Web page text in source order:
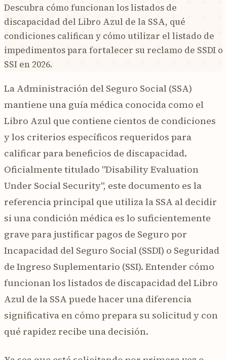
Descubra cómo funcionan los listados de
discapacidad del Libro Azul de la SSA, qué
condiciones califican y cómo utilizar el listado de
impedimentos para fortalecer su reclamo de SSDI o
SSI en 2026.
La Administración del Seguro Social (SSA)
mantiene una guía médica conocida como el
Libro Azul que contiene cientos de condiciones
y los criterios específicos requeridos para
calificar para beneficios de discapacidad.
Oficialmente titulado "Disability Evaluation
Under Social Security", este documento es la
referencia principal que utiliza la SSA al decidir
si una condición médica es lo suficientemente
grave para justificar pagos de Seguro por
Incapacidad del Seguro Social (SSDI) o Seguridad
de Ingreso Suplementario (SSI). Entender cómo
funcionan los listados de discapacidad del Libro
Azul de la SSA puede hacer una diferencia
significativa en cómo prepara su solicitud y con
qué rapidez recibe una decisión.